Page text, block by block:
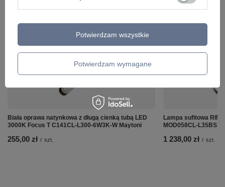
Biała oprawa natynkowa z długą cienką tubą LED
3000K Focus T C141CL-L300-6W3K-W Maytoni
255,00 zł / szt.
Lampa sufitowa RIM
MOD058CL-L35BS3K
1 238,00 zł / szt.
Potwierdzam wymagane
Potwierdzam wszystkie